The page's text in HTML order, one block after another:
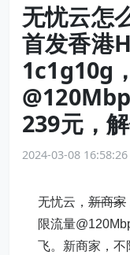
无忧云怎
首发香港
1c1g10g
239元，
2024-03-08 16:58:26
无忧云， 新商家
限流量
飞。新商家，不